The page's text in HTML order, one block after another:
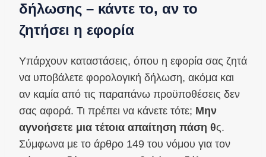
δήλωσης – κάντε το, αν το
ζητήσει η εφορία
Υπάρχουν καταστάσεις, όπου η εφορία σας ζητά
να υποβάλετε φορολογική δήλωση, ακόμα και
αν καμία από τις παραπάνω προϋποθέσεις δεν
σας αφορά. Τι πρέπει να κάνετε τότε; Μην
αγνοήσετε μια τέτοια απαίτηση πάση θς.
Σύμφωνα με το άρθρο 149 του νόμου για τον